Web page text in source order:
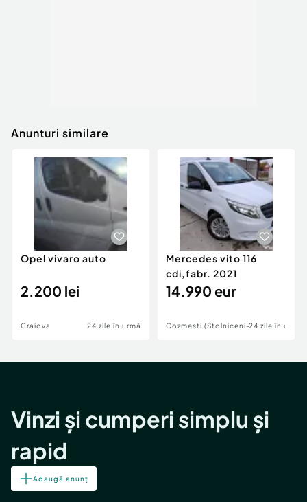
Anunturi similare
Opel vivaro auto
2.200 lei
Craiova 24 zile în urmă
Mercedes vito 116
cdi,fabr. 2021
14.990 eur
Cozmesti (Stolniceni-Prajescu)
24 zile în urmă
Vinzi și cumperi simplu și
rapid
Adaugă anunț